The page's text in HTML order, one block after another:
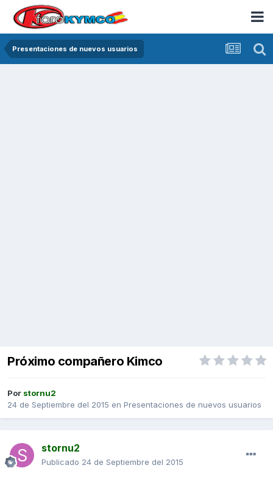
Presentaciones de nuevos usuarios
Próximo compañero Kimco
Por stornu2
24 de Septiembre del 2015 en Presentaciones de nuevos usuarios
stornu2
Publicado 24 de Septiembre del 2015